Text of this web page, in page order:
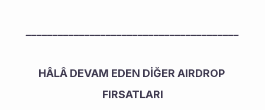
HÂLÂ DEVAM EDEN DİĞER AIRDROP
FIRSATLARI